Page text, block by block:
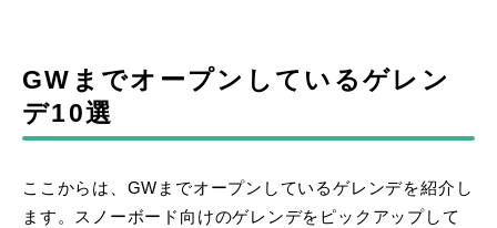
GWまでオープンしているゲレン
デ10選
ここからは、GWまでオープンしているゲレンデを紹介し
ます。スノーボード向けのゲレンデをピックアップして